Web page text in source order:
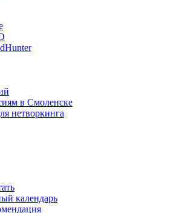
в Смоленске
нетворкинга
календарь